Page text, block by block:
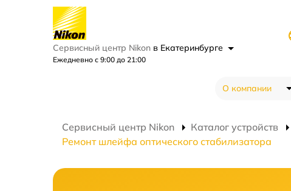
Сервисный центр Nikon в Екатеринбурге
Ежедневно с 9:00 до 21:00
О компании
Сервисный центр Nikon Каталог устройств
Ремонт шлейфа оптического стабилизатора